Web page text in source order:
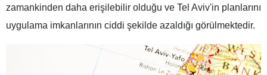
zamankinden daha erişilebilir olduğu ve Tel Aviv'in planlarını
uygulama imkanlarının ciddi şekilde azaldığı görülmektedir.